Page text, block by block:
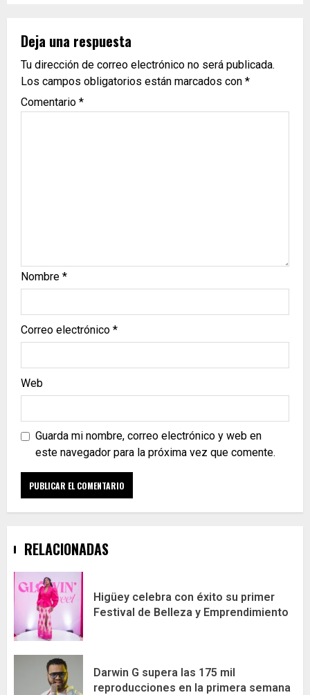
Deja una respuesta
Tu dirección de correo electrónico no será publicada.
Los campos obligatorios están marcados con *
Comentario *
Nombre *
Correo electrónico *
Web
Guarda mi nombre, correo electrónico y web en
este navegador para la próxima vez que comente.
RELACIONADAS
Higüey celebra con éxito su primer
Festival de Belleza y Emprendimiento
Darwin G supera las 175 mil
reproducciones en la primera semana